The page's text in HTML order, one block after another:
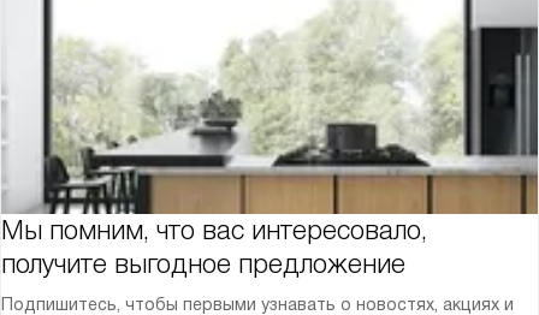
Мы помним, что вас интересовало,
получите выгодное предложение
Подпишитесь, чтобы первыми узнавать о новостях, акциях и